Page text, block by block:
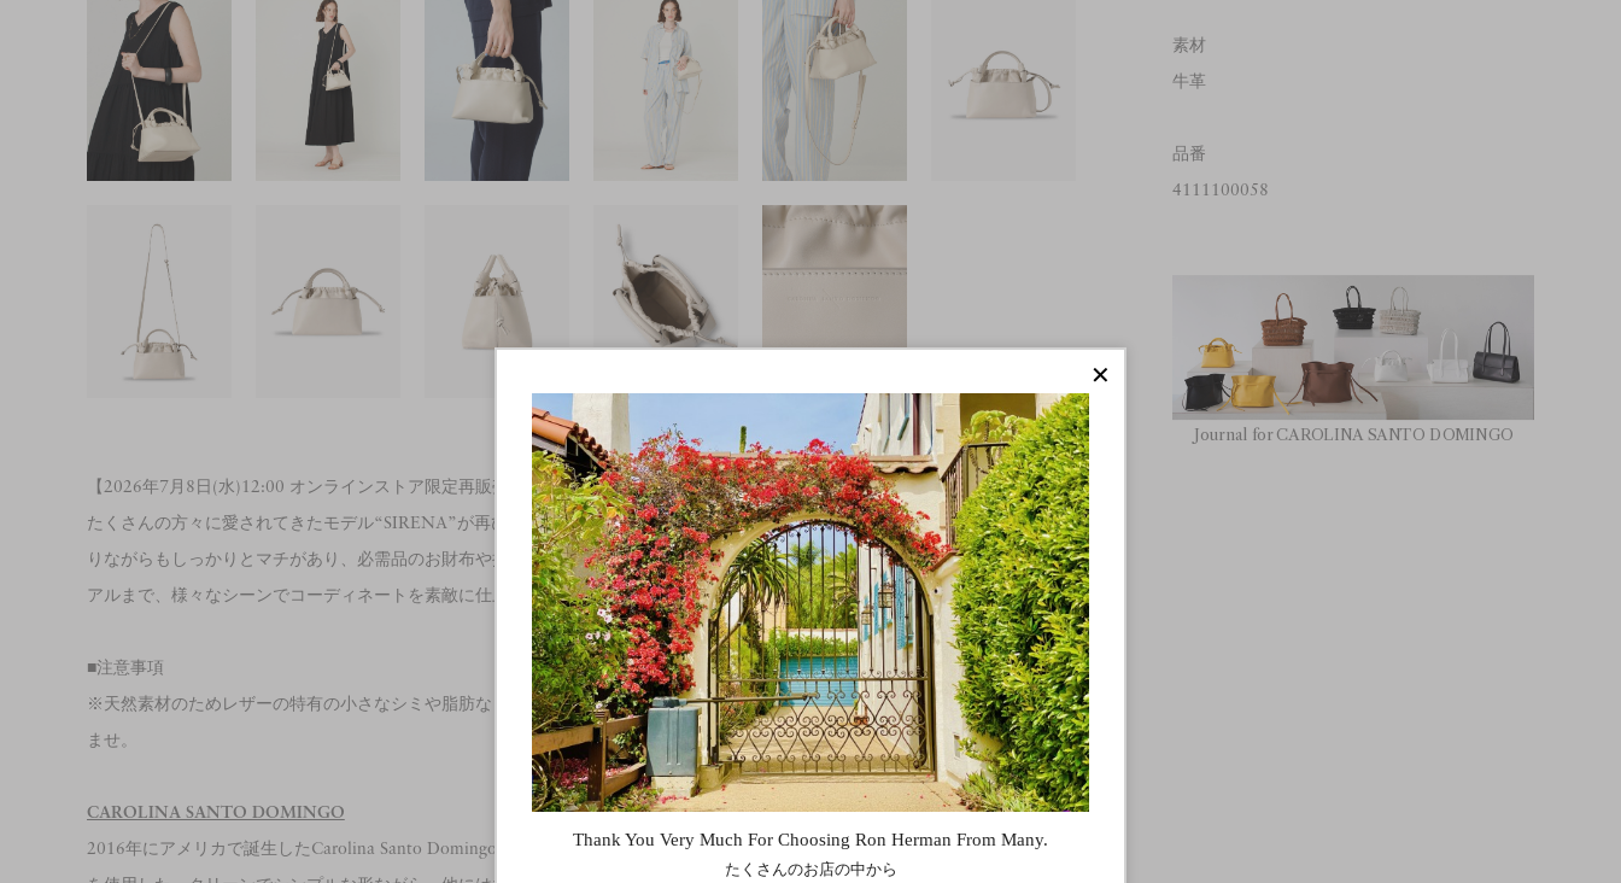
【2026年7月8日(水)12:00 オンラインストア限定再販売】
たくさんの方々に愛されてきたモデル“SIRENA”が再び登場です。美しいシルエットのシレナバッグは、コンパクトな見た目であ
りながらもしっかりとマチがあり、必需品のお財布や携帯電話、タンブラーまで入る容量も嬉しいポイントに。綺麗めからカジュ
アルまで、様々なシーンでコーディネートを素敵に仕上げてくれる優秀なアイテムです。
■注意事項
※天然素材のためレザーの特有の小さなシミや脂肪などがございますが、商品の特性となりますので、あらかじめご了承ください
ませ。
CAROLINA SANTO DOMINGO
2016年にアメリカで誕生したCarolina Santo Domingo（カロリーナ サント ドミンゴ）。傷のつきにくい最良のイタリアンレザー
素材
牛革
品番
4111100058